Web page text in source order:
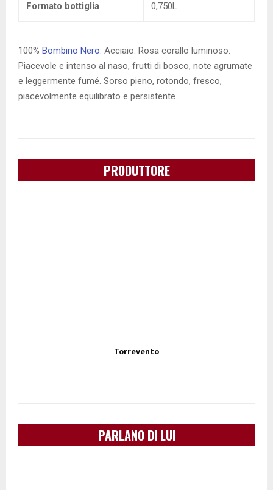
Formato bottiglia 0,750L
100% Bombino Nero. Acciaio. Rosa corallo luminoso.
Piacevole e intenso al naso, frutti di bosco, note agrumate
e leggermente fumé. Sorso pieno, rotondo, fresco,
piacevolmente equilibrato e persistente.
PRODUTTORE
Torrevento
PARLANO DI LUI